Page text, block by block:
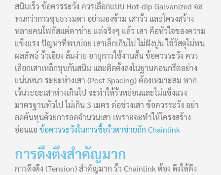
สนิมเร็ว ข้อควรระวัง ควรเลือกแบบ Hot-dip Galvanized จะ
ทนกว่าการชุบธรรมดา อย่ามองข้าม เสารั้ว และโครงสร้าง
หลายคนโฟกัสแต่ตาข่าย แต่จริงๆ แล้ว เสา คือหัวใจของความ
แข็งแรง ปัญหาที่พบบ่อย เสาเล็กเกินไป ไม่ฝังปูน ใช้วัสดุไม่ทน
ผลลัพธ์ รั้วเอียง ล้มง่าย อายุการใช้งานสั้น ข้อควรระวัง ควร
เลือกเสาเหล็กชุบกันสนิม และติดตั้งลงในฐานคอนกรีตอย่าง
แน่นหนา ระยะห่างเสา (Post Spacing) ต้องเหมาะสม หาก
เว้นระยะเสาห่างเกินไป จะทำให้รั้วหย่อนและไม่แข็งแรง
มาตรฐานทั่วไป ไม่เกิน 3 เมตร ต่อช่วงเสา ข้อควรระวัง อย่า
ลดต้นทุนด้วยการลดจำนวนเสา เพราะจะทำให้โครงสร้าง
อ่อนแอข้อควรระวังในการซื้อรั้วตาข่ายถัก Chainlink
การดึงตึงสำคัญมาก
การดึงตึง (Tension) สำคัญมาก รั้ว Chainlink ต้อง ดึงให้ตึง